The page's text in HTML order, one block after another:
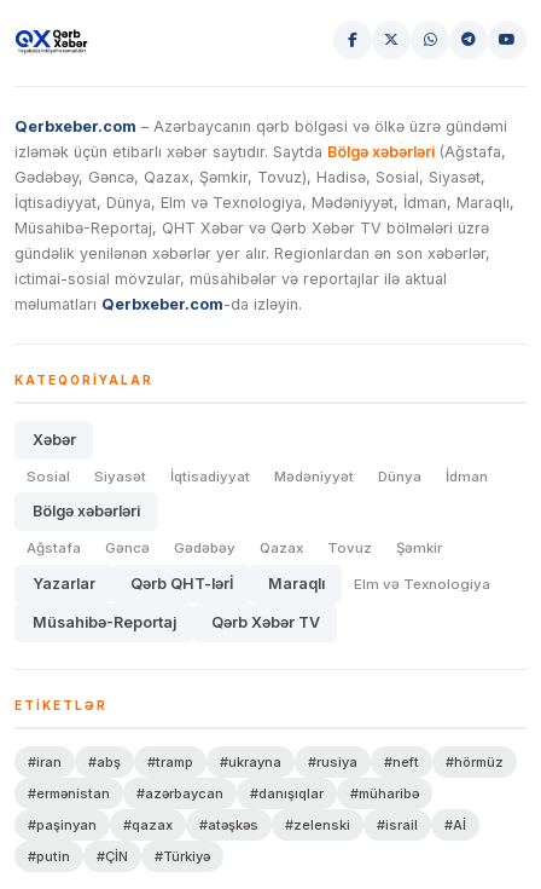
Qerbxeber.com – Azərbaycanın qərb bölgəsi və ölkə üzrə gündəmi
izləmək üçün etibarlı xəbər saytıdır. Saytda Bölgə xəbərləri (Ağstafa,
Gədəbəy, Gəncə, Qazax, Şəmkir, Tovuz), Hadisə, Sosial, Siyasət,
İqtisadiyyat, Dünya, Elm və Texnologiya, Mədəniyyət, İdman, Maraqlı,
Müsahibə-Reportaj, QHT Xəbər və Qərb Xəbər TV bölmələri üzrə
gündəlik yenilənən xəbərlər yer alır. Regionlardan ən son xəbərlər,
ictimai-sosial mövzular, müsahibələr və reportajlar ilə aktual
məlumatları Qerbxeber.com-da izləyin.
KATEQORIYALAR
Xəbər
Sosial Siyasət İqtisadiyyat Mədəniyyət Dünya İdman
Bölgə xəbərləri
Ağstafa Gəncə Gədəbəy Qazax Tovuz Şəmkir
Yazarlar Qərb QHT-lərİ Maraqlı Elm və Texnologiya
Müsahibə-Reportaj Qərb Xəbər TV
ETIKETLƏR
#iran #abş #tramp #ukrayna #rusiya #neft
#hörmüz
#ermənistan
#azərbaycan #danışıqlar
#müharibə
#paşinyan
#qazax #atəşkəs #zelenski #israil
#Aİ
#putin
#ÇİN #Türkiyə